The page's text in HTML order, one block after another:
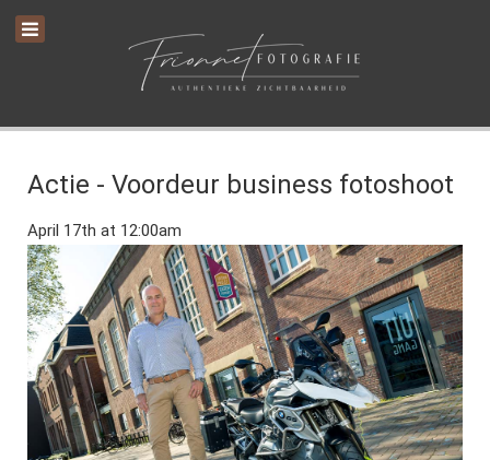
Actie - Voordeur business fotoshoot
April 17th at 12:00am